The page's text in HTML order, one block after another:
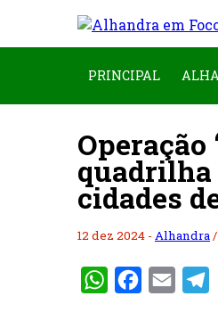
PRINCIPAL
quadrilha
cidades
12 dez 2024 -Alhandra/
WhatsAppFacebook
Email